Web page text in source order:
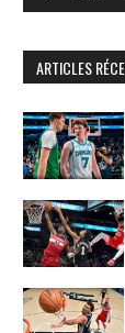
ARTICLES